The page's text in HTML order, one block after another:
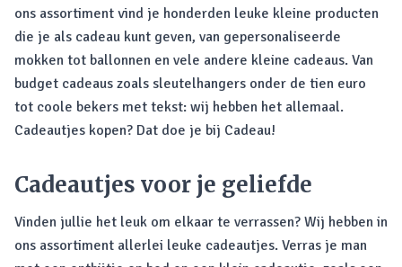
ons assortiment vind je honderden leuke kleine producten
die je als cadeau kunt geven, van gepersonaliseerde
mokken tot ballonnen en vele andere kleine cadeaus. Van
budget cadeaus zoals sleutelhangers onder de tien euro
tot coole bekers met tekst: wij hebben het allemaal.
Cadeautjes kopen? Dat doe je bij Cadeau!
Cadeautjes voor je geliefde
Vinden jullie het leuk om elkaar te verrassen? Wij hebben in
ons assortiment allerlei leuke cadeautjes. Verras je man